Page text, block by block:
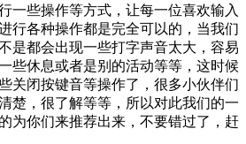
一些操作等方式，让每一位喜欢输入
行各种操作都是完全可以的，当我们
是都会出现一些打字声音太大，容易
些休息或者是别的活动等等，这时候
关闭按键音等操作了，很多小伙伴们
楚，很了解等等，所以对此我们的一
为你们来推荐出来，不要错过了，赶